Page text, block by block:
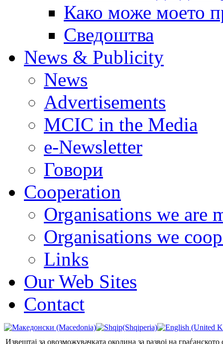
Како може моето
Сведоштва
News & Publicity
News
Advertisements
MCIC in the Media
e-Newsletter
Говори
Cooperation
Organisations we are
Organisations we
Links
Our Web Sites
Contact
Извештај за овозможувачката околина за развој на